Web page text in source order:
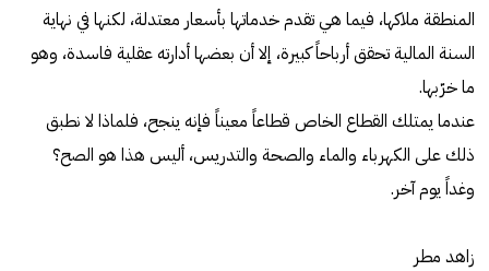
المنطقة ملاكها، فيما هي تقدم خدماتها بأسعار معتدلة، لكنها في نهاية
السنة المالية تحقق أرباحاً كبيرة، إلا أن بعضها أدارته عقلية فاسدة، وهو
ما خرّبها.
عندما يمتلك القطاع الخاص قطاعاً معيناً فإنه ينجح، فلماذا لا نطبق
ذلك على الكهرباء والماء والصحة والتدريس، أليس هذا هو الصح؟
وغداً يوم آخر.
زاهد مطر